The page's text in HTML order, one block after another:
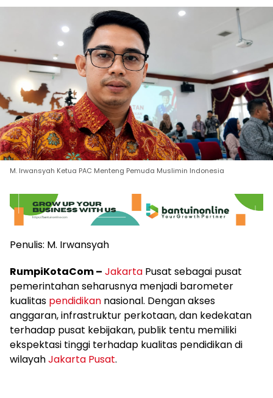
M. Irwansyah Ketua PAC Menteng Pemuda Muslimin Indonesia
Penulis: M. Irwansyah
RumpiKotaCom – Jakarta Pusat sebagai pusat
pemerintahan seharusnya menjadi barometer
kualitas pendidikan nasional. Dengan akses
anggaran, infrastruktur perkotaan, dan kedekatan
terhadap pusat kebijakan, publik tentu memiliki
ekspektasi tinggi terhadap kualitas pendidikan di
wilayahJakarta Pusat.